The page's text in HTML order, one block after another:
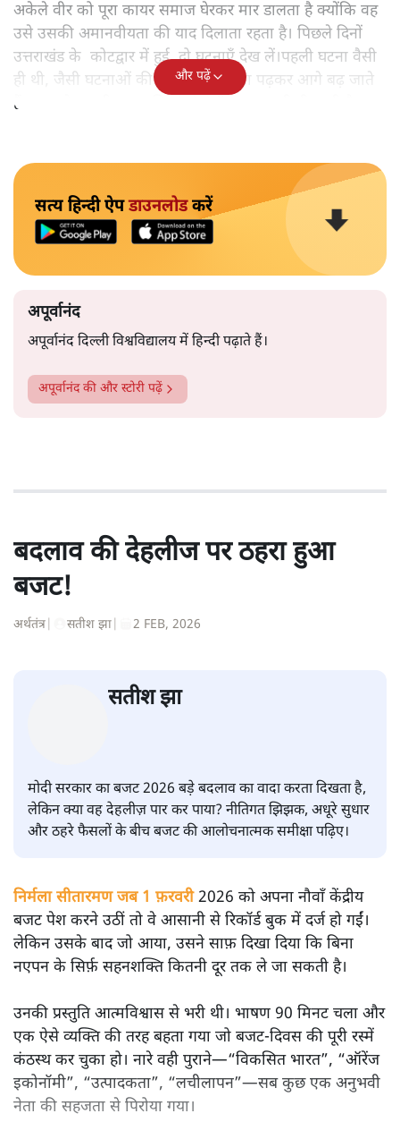
अकेले वीर को पूरा कायर समाज घेरकर मार डालता है क्योंकि वह
उसे उसकी अमानवीयता की याद दिलाता रहता है। पिछले दिनों
उत्तराखंड के कोटद्वार में हुई दो घटनाएँ देख लें।पहली घटना वैसी
ही थी, जैसी घटनाओं की खबर हम रोज़ाना पढ़कर आगे बढ़ जाते
हैं।भारत के तक़रीबन हर हिस्से से ऐसी खबर आती ही रहती है।
और पढ़ें
सत्य हिन्दी ऐपडाउनलोडकरें
अपूर्वानंद
अपूर्वानंद दिल्ली विश्वविद्यालय में हिन्दी पढ़ाते हैं।
अपूर्वानंदकी और स्टोरी पढ़ें
बदलाव की देहलीज पर ठहरा हुआ
बजट!
अर्थतंत्र सतीश झा 2 FEB, 2026
सतीश झा
मोदी सरकार का बजट 2026 बड़े बदलाव का वादा करता दिखता है,
और ठहरे फैसलों के बीच बजट की आलोचनात्मक समीक्षा पढ़िए।